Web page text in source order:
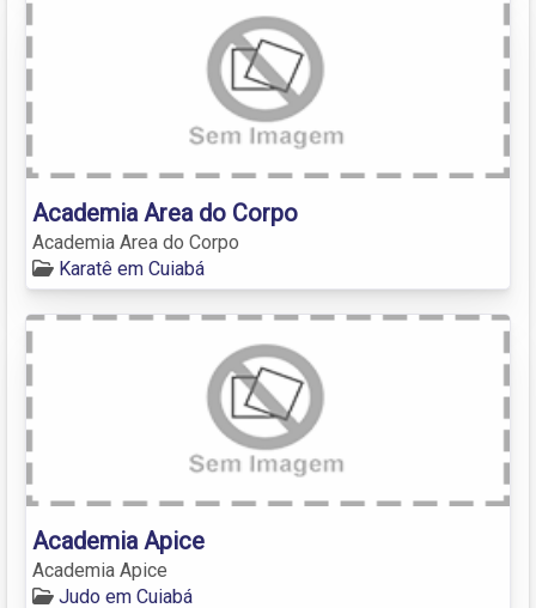
Academia Area do Corpo
Academia Area do Corpo
Karatê em Cuiabá
Academia Apice
Academia Apice
Judo em Cuiabá